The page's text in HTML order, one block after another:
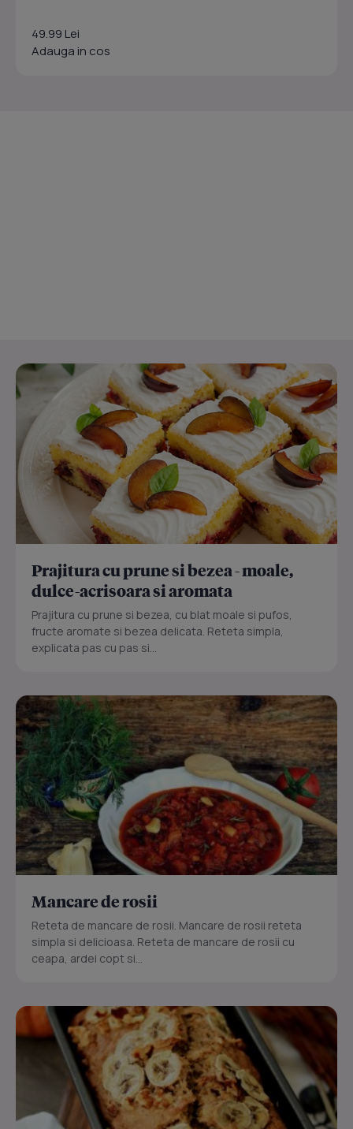
49.99 Lei
Adauga in cos
Prajitura cu prune si bezea - moale,
dulce-acrisoara si aromata
Prajitura cu prune si bezea, cu blat moale si pufos,
fructe aromate si bezea delicata. Reteta simpla,
explicata pas cu pas si...
Mancare de rosii
Reteta de mancare de rosii. Mancare de rosii reteta
simpla si delicioasa. Reteta de mancare de rosii cu
ceapa, ardei copt si...